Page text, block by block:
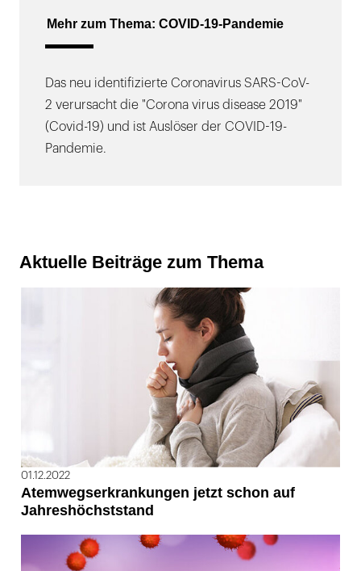
Mehr zum Thema: COVID-19-Pandemie
Das neu identifizierte Coronavirus SARS-CoV-
2 verursacht die "Corona virus disease 2019"
(Covid-19) und ist Auslöser der COVID-19-
Pandemie.
Aktuelle Beiträge zum Thema
01.12.2022
Atemwegserkrankungen jetzt schon auf
Jahreshöchststand